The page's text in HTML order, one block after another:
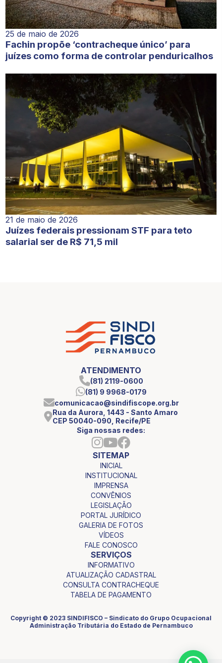
25 de maio de 2026
Fachin propõe ‘contracheque único’ para
juízes como forma de controlar penduricalhos
21 de maio de 2026
Juízes federais pressionam STF para teto
salarial ser de R$ 71,5 mil
ATENDIMENTO
(81) 2119-0600
(81) 9 9968-0179
comunicacao@sindifiscope.org.br
Rua da Aurora, 1443 - Santo Amaro
CEP 50040-090, Recife/PE
Siga nossas redes:
SITEMAP
INICIAL
INSTITUCIONAL
IMPRENSA
CONVÊNIOS
LEGISLAÇÃO
PORTAL JURÍDICO
GALERIA DE FOTOS
VÍDEOS
FALE CONOSCO
SERVIÇOS
INFORMATIVO
ATUALIZAÇÃO CADASTRAL
CONSULTA CONTRACHEQUE
TABELA DE PAGAMENTO
Copyright © 2023 SINDIFISCO – Sindicato do Grupo Ocupacional
Administração Tributária do Estado de Pernambuco